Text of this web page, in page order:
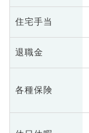
住宅手当
退職金
各種保険